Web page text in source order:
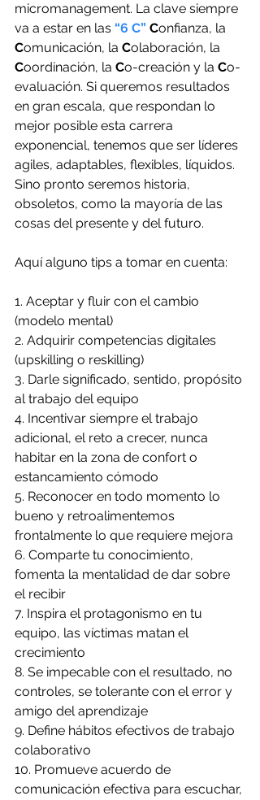
micromanagement. La clave siempre
va a estar en las “6 C” Confianza, la
Comunicación, la Colaboración, la
Coordinación, la Co-creación y la Co-
evaluación. Si queremos resultados
en gran escala, que respondan lo
mejor posible esta carrera
exponencial, tenemos que ser líderes
agiles, adaptables, flexibles, líquidos.
Sino pronto seremos historia,
obsoletos, como la mayoría de las
cosas del presente y del futuro.
Aquí alguno tips a tomar en cuenta:
1. Aceptar y fluir con el cambio
(modelo mental)
2. Adquirir competencias digitales
(upskilling o reskilling)
3. Darle significado, sentido, propósito
al trabajo del equipo
4. Incentivar siempre el trabajo
adicional, el reto a crecer, nunca
habitar en la zona de confort o
estancamiento cómodo
5. Reconocer en todo momento lo
bueno y retroalimentemos
frontalmente lo que requiere mejora
6. Comparte tu conocimiento,
fomenta la mentalidad de dar sobre
el recibir
7. Inspira el protagonismo en tu
equipo, las víctimas matan el
crecimiento
8. Se impecable con el resultado, no
controles, se tolerante con el error y
amigo del aprendizaje
9. Define hábitos efectivos de trabajo
colaborativo
10. Promueve acuerdo de
comunicación efectiva para escuchar,